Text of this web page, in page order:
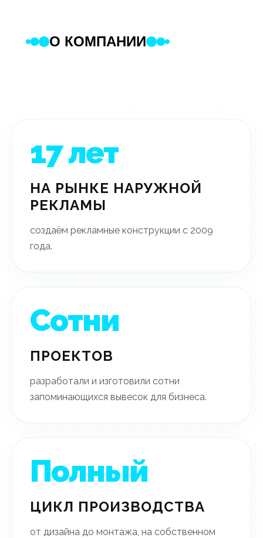
О КОМПАНИИ
17лет
НА РЫНКЕ НАРУЖНОЙ
РЕКЛАМЫ
создаём рекламные конструкции с 2009
года.
Сотни
ПРОЕКТОВ
разработали и изготовили сотни
запоминающихся вывесок для бизнеса.
Полный
ЦИКЛ ПРОИЗВОДСТВА
от дизайна до монтажа, на собственном